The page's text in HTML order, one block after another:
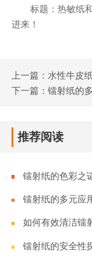
标题：热敏纸
进来！
上一篇：水性牛皮
来抄！
下一篇：镭射纸的
推荐阅读
镭射纸的色彩之
镭射纸的多元应
如何有效清洁镭
镭射纸的安全性